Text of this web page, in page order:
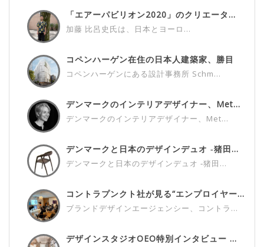
「エアーパビリオン2020」のクリエータ...
加藤 比呂史氏は、日本とヨーロ...
コペンハーゲン在住の日本人建築家、勝目
コペンハーゲンにある設計事務所 Schm...
デンマークのインテリアデザイナー、Met...
デンマークのインテリアデザイナー、Met...
デンマークと日本のデザインデュオ ‐猪田...
デンマークと日本のデザインデュオ ‐猪田...
コントラプンクト社が見る“エンプロイヤー...
ブランドデザインエージェンシー、コントラ...
デザインスタジオOEO特別インタビュー ...